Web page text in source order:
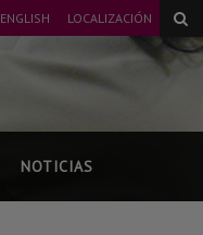
LOCALIZACIÓN
ENGLISH
NOTICIAS